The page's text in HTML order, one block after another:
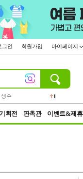
그인 회원가입 마이페이지
생수
1
기획전 판촉관 이벤트&제휴